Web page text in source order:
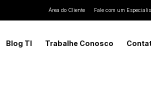
Área do Cliente Fale com um
Blog TI Trabalhe Conosco